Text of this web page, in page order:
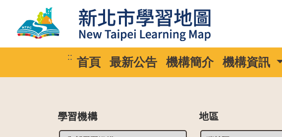
:: 首頁 最新公告 機構簡介 機構資訊
學習機構 地區